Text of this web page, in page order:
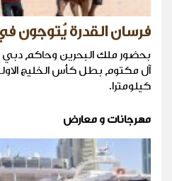
فرسان القدرة يُتوجون
بحضور ملك البحرين وحاكم دبي
كيلومترا.
مهرجانات و معارض